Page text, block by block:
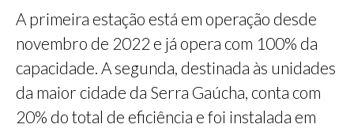
A primeira estação está em operação desde
novembro de 2022 e já opera com 100% da
capacidade. A segunda, destinada às unidades
da maior cidade da Serra Gaúcha, conta com
20% do total de eficiência e foi instalada em